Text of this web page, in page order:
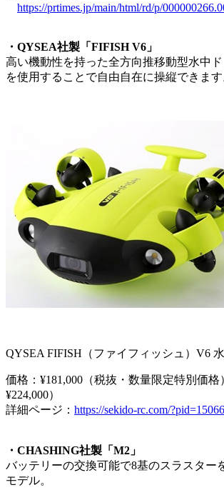
https://prtimes.jp/main/html/rd/p/
・QYSEA社製「FIFISH V6」
高い機動性を持った全方向推移動型水中
を使用することで自由自在に操縦できます
​QYSEA FIFISH（ファイフィッシュ）V6
価格：¥181,000（税抜・数量限定特別価格
¥224,000）
詳細ページ： https://sekido-rc.com/
・CHASHING社製「M2」
バッテリーの交換可能で8基のスラスター
モデル。